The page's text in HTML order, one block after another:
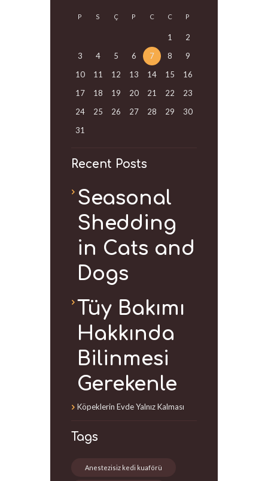
P S Ç P C C P
1
2
3
4 5 6 7 8
9
10
11 12 13 14 15
16
17
18 19 20 21 22
23
24
25 26 27 28 29
30
31
Recent Posts
Seasonal
Shedding
in Cats and
Dogs
Tüy Bakımı
Hakkında
Bilinmesi
Gerekenle
Köpeklerin Evde Yalnız Kalması
Tags
Anestezisiz kedi kuaförü